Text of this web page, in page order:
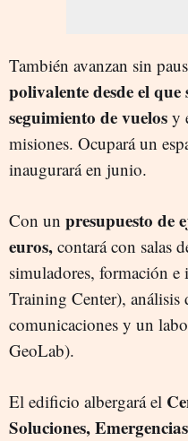
También avanzan sin
polivalente desde el
seguimiento de vuelos y
misiones. Ocupará un
inaugurará en junio.
Con un presupuesto de
euros, contará con salas
simuladores, formación e
Training Center), análisis
comunicaciones y un
GeoLab).
El edificio albergará el
Soluciones,